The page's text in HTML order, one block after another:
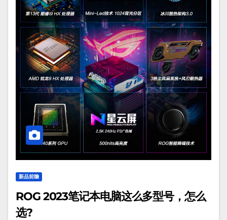
新品前瞻
ROG 2023笔记本电脑这么多型号，怎么
选?